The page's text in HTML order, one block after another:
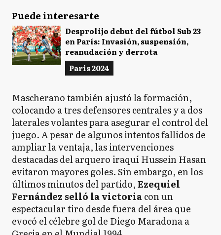
Puede interesarte
Desprolijo debut del fútbol Sub 23
en París: Invasión, suspensión,
reanudación y derrota
Paris 2024
Mascherano también ajustó la formación,
colocando a tres defensores centrales y a dos
laterales volantes para asegurar el control del
juego. A pesar de algunos intentos fallidos de
ampliar la ventaja, las intervenciones
destacadas del arquero iraquí Hussein Hasan
evitaron mayores goles. Sin embargo, en los
últimos minutos del partido,Ezequiel
Fernández selló la victoriacon un
espectacular tiro desde fuera del área que
evocó el célebre gol de Diego Maradona a